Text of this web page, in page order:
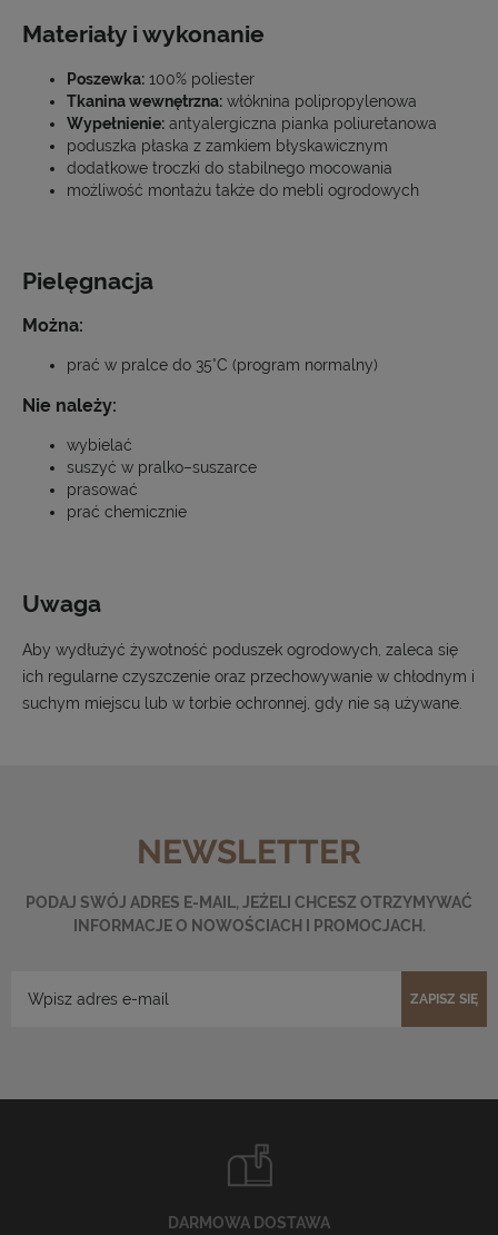
Materiały i wykonanie
Poszewka: 100% poliester
Tkanina wewnętrzna: włóknina polipropylenowa
Wypełnienie: antyalergiczna pianka poliuretanowa
poduszka płaska z zamkiem błyskawicznym
dodatkowe troczki do stabilnego mocowania
możliwość montażu także do mebli ogrodowych
Pielęgnacja
Można:
prać w pralce do 35°C (program normalny)
Nie należy:
wybielać
suszyć w pralko–suszarce
prasować
prać chemicznie
Uwaga
Aby wydłużyć żywotność poduszek ogrodowych, zaleca się
ich regularne czyszczenie oraz przechowywanie w chłodnym i
suchym miejscu lub w torbie ochronnej, gdy nie są używane.
NEWSLETTER
PODAJ SWÓJ ADRES E-MAIL, JEŻELI CHCESZ OTRZYMYWAĆ
INFORMACJE O NOWOŚCIACH I PROMOCJACH.
ZAPISZ SIĘ
DARMOWA DOSTAWA